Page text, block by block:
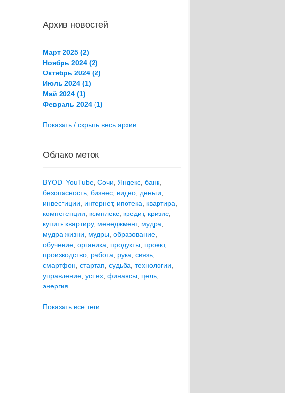
Архив новостей
Март 2025 (2)
Ноябрь 2024 (2)
Октябрь 2024 (2)
Июль 2024 (1)
Май 2024 (1)
Февраль 2024 (1)
Показать / скрыть весь архив
Облако меток
BYOD YouTube Сочи Яндекс банк
безопасность бизнес видео деньги
инвестиции
интернет, ипотека квартира
компетенции
комплекс кредит, кризис
купить квартиру, менеджмент, мудра
мудра жизни
мудры образование
обучение органика продукты проект,
производство работа рука связь
смартфон стартап судьба технологии
управление успех финансы цель
энергия
Показать все теги